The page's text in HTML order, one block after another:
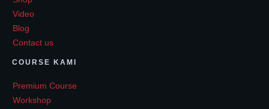
Video
Blog
Contact us
COURSE KAMI
Premium Course
Workshop